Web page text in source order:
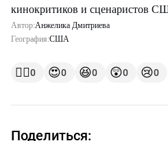
кинокритиков и сценаристов
Автор:Анжелика Дмитриева
География:США
👍🏻0 😍0 😆0 😲0 😢0
Поделиться: